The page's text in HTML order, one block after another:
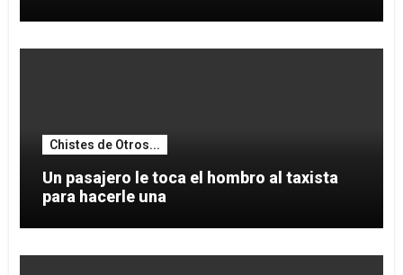
Chistes de Otros...
Un pasajero le toca el hombro al taxista
para hacerle una